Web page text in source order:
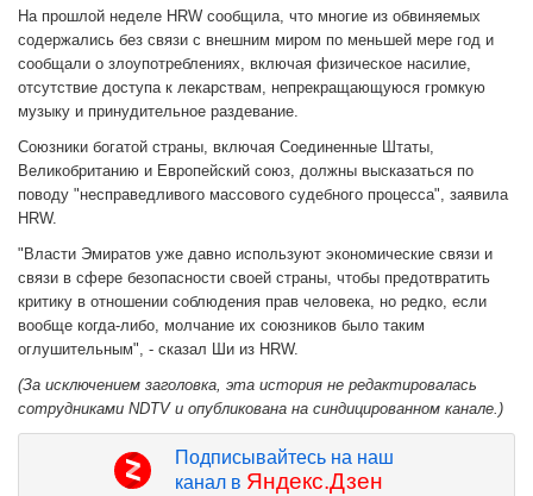
На прошлой неделе HRW сообщила, что многие из обвиняемых
содержались без связи с внешним миром по меньшей мере год и
сообщали о злоупотреблениях, включая физическое насилие,
отсутствие доступа к лекарствам, непрекращающуюся громкую
музыку и принудительное раздевание.
Союзники богатой страны, включая Соединенные Штаты,
Великобританию и Европейский союз, должны высказаться по
поводу "несправедливого массового судебного процесса", заявила
HRW.
"Власти Эмиратов уже давно используют экономические связи и
связи в сфере безопасности своей страны, чтобы предотвратить
критику в отношении соблюдения прав человека, но редко, если
вообще когда-либо, молчание их союзников было таким
оглушительным", - сказал Ши из HRW.
(За исключением заголовка, эта история не редактировалась
сотрудниками NDTV и опубликована на синдицированном канале.)
Подписывайтесь на наш
канал в Яндекс.Дзен